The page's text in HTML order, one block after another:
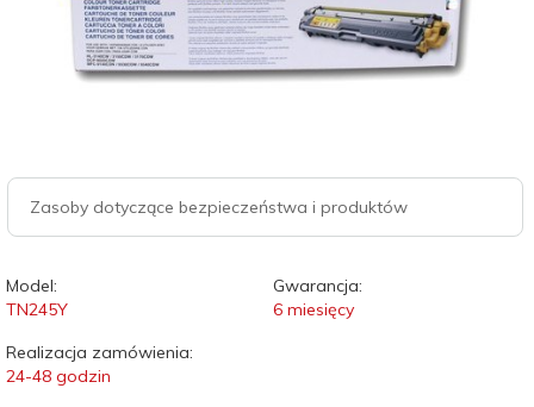
Zasoby dotyczące bezpieczeństwa i produktów
Model:
TN245Y
Gwarancja:
6 miesięcy
Realizacja zamówienia:
24-48 godzin